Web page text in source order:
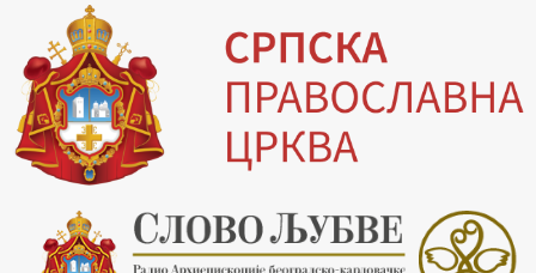
19.03 Млади у Цркви
19.30 Вечерње молитве
20.00 Вести из Цркве
20.15 Реч архијереја
20.30 Храм културе
21.03 Господ над војскама